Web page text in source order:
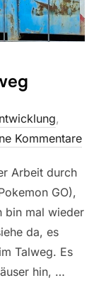
,
Kommentare
Arbeit durch
GO),
bin mal wieder
da, es
Talweg. Es
hin, …